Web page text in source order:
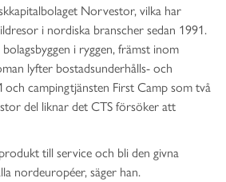
Norvestor, vilka har
i nordiska branscher sedan 1991.
i ryggen, främst inom
lyfter bostadsunderhålls- och
campingtjänsten First Camp som två
del liknar det CTS försöker att
till service och bli den givna
nordeuropéer, säger han.